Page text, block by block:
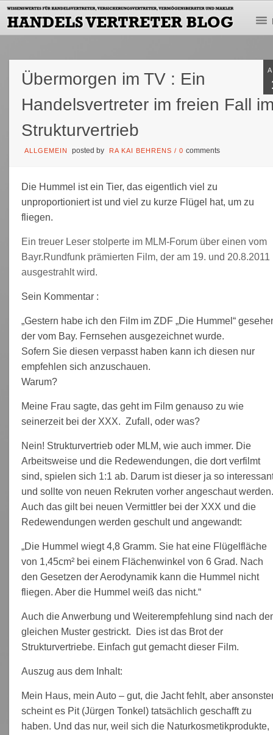
Übermorgen im TV : Ein
Handelsvertreter im freien Fall
Strukturvertrieb
ALLGEMEIN posted by RA KAI BEHRENS /0comments
Die Hummel ist ein Tier, das eigentlich viel zu
unproportioniert ist und viel zu kurze Flügel hat, um zu
fliegen.
Ein treuer Leser stolperte im MLM-Forum über einen vom
Bayr.Rundfunk prämierten Film, der am 19. und 20.8.2011
ausgestrahlt wird.
Sein Kommentar :
„Gestern habe ich den Film im ZDF „Die Hummel“
der vom Bay. Fernsehen ausgezeichnet wurde.
Sofern Sie diesen verpasst haben kann ich diesen nur
empfehlen sich anzuschauen.
Warum?
Meine Frau sagte, das geht im Film genauso zu wie
seinerzeit bei der XXX. Zufall, oder was?
Nein! Strukturvertrieb oder MLM, wie auch immer. Die
Arbeitsweise und die Redewendungen, die dort verfilmt
sind, spielen sich 1:1 ab. Darum ist dieser ja so
und sollte von neuen Rekruten vorher angeschaut
Auch das gilt bei neuen Vermittler bei der XXX und die
Redewendungen werden geschult und angewandt:
„Die Hummel wiegt 4,8 Gramm. Sie hat eine Flügelfläche
von 1,45cm² bei einem Flächenwinkel von 6 Grad. Nach
den Gesetzen der Aerodynamik kann die Hummel nicht
fliegen. Aber die Hummel weiß das nicht.“
Auch die Anwerbung und Weiterempfehlung sind nach
gleichen Muster gestrickt. Dies ist das Brot der
Strukturvertriebe. Einfach gut gemacht dieser Film.
Auszug aus dem Inhalt:
Mein Haus, mein Auto – gut, die Jacht fehlt, aber
scheint es Pit (Jürgen Tonkel) tatsächlich geschafft zu
haben. Und das nur, weil sich die Naturkosmetikprodukte,